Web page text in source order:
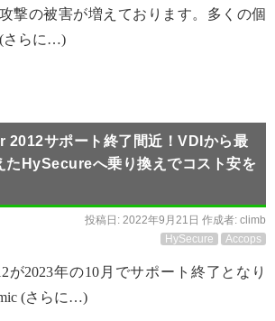
撃の被害が増えております。多くの個
(さらに…)
サポート終了間近！VDIから最
たHySecureへ乗り換えでコスト安を
投稿日: 2022年9月21日 作成者: climb
HySecure
Accops
が2023年の10月でサポート終了となり
(さらに…)